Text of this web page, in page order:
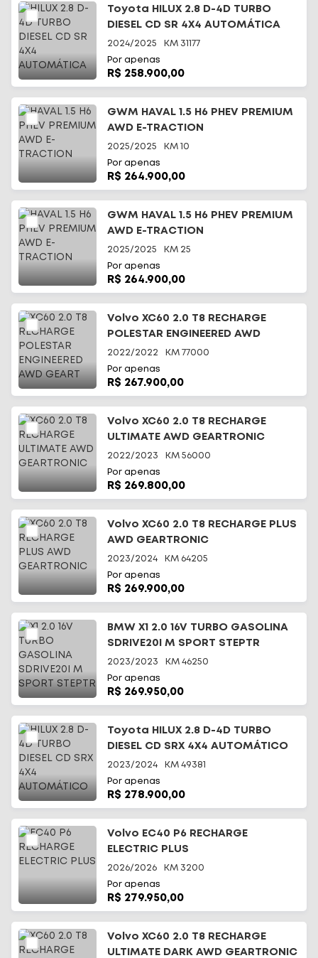
Toyota HILUX 2.8 D-4D TURBO
DIESEL CD SR 4X4 AUTOMÁTICA
2024/2025 KM 31177
Por apenas
R$ 258.900,00
GWM HAVAL 1.5 H6 PHEV PREMIUM
AWD E-TRACTION
2025/2025 KM 10
Por apenas
R$ 264.900,00
GWM HAVAL 1.5 H6 PHEV PREMIUM
AWD E-TRACTION
2025/2025 KM 25
Por apenas
R$ 264.900,00
Volvo XC60 2.0 T8 RECHARGE
POLESTAR ENGINEERED AWD
GEART
2022/2022 KM 77000
Por apenas
R$ 267.900,00
Volvo XC60 2.0 T8 RECHARGE
ULTIMATE AWD GEARTRONIC
2022/2023 KM 56000
Por apenas
R$ 269.800,00
Volvo XC60 2.0 T8 RECHARGE PLUS
AWD GEARTRONIC
2023/2024 KM 64205
Por apenas
R$ 269.900,00
BMW X1 2.0 16V TURBO GASOLINA
SDRIVE20I M SPORT STEPTR
2023/2023 KM 46250
Por apenas
R$ 269.950,00
Toyota HILUX 2.8 D-4D TURBO
DIESEL CD SRX 4X4 AUTOMÁTICO
2023/2024 KM 49381
Por apenas
R$ 278.900,00
Volvo EC40 P6 RECHARGE
ELECTRIC PLUS
2026/2026 KM 3200
Por apenas
R$ 279.950,00
Volvo XC60 2.0 T8 RECHARGE
ULTIMATE DARK AWD GEARTRONIC